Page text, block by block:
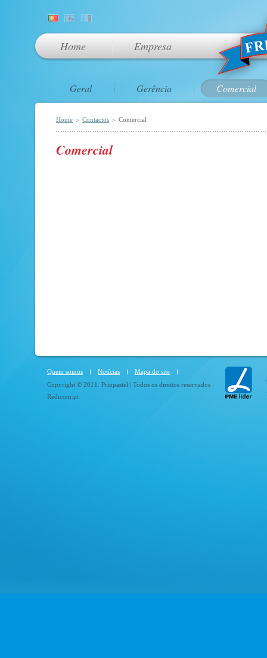
Home Empresa
Geral Gerência Comercial
Home > Contactos > Comercial
Comercial
Quem somos Notícias
Mapa do site
Copyright © 2011. Priopastel | Todos os direitos reservados
Redicom.pt